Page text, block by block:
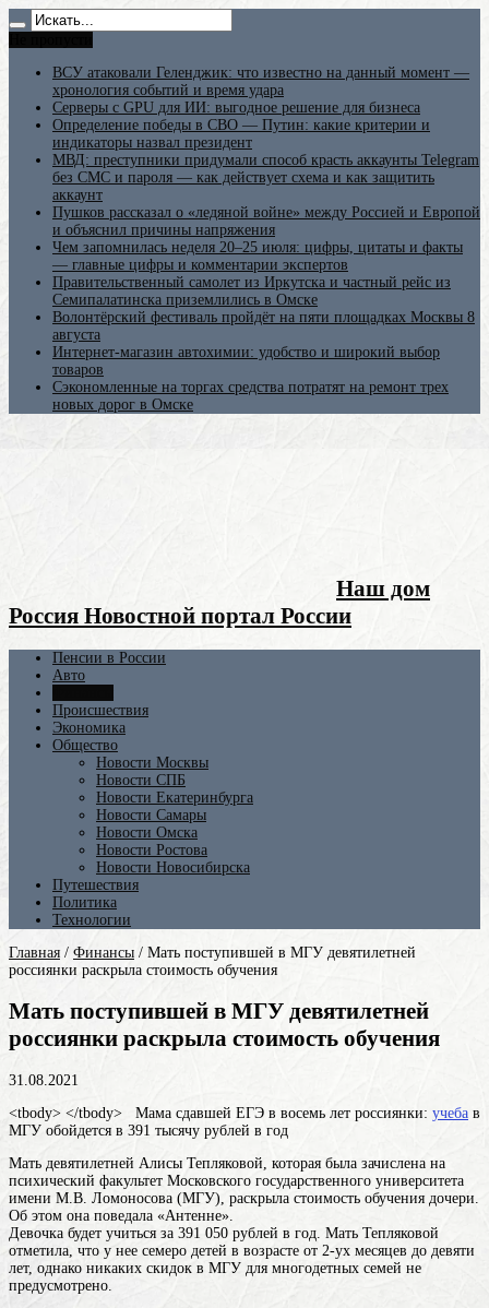
ВСУ атаковали Геленджик: что известно на данный момент —
хронология событий и время удара
Серверы с GPU для ИИ: выгодное решение для бизнеса
Определение победы в СВО — Путин: какие критерии и
индикаторы назвал президент
МВД: преступники придумали способ красть аккаунты Telegram
без СМС и пароля — как действует схема и как защитить
аккаунт
Пушков рассказал о «ледяной войне» между Россией и Европой
и объяснил причины напряжения
Чем запомнилась неделя 20–25 июля: цифры, цитаты и факты
— главные цифры и комментарии экспертов
Правительственный самолет из Иркутска и частный рейс из
Семипалатинска приземлились в Омске
Волонтёрский фестиваль пройдёт на пяти площадках Москвы 8
августа
Интернет-магазин автохимии: удобство и широкий выбор
товаров
Сэкономленные на торгах средства потратят на ремонт трех
новых дорог в Омске
Наш дом
Россия Новостной портал России
Пенсии в России
Авто
Происшествия
Экономика
Общество
Новости Москвы
Новости СПБ
Новости Екатеринбурга
Новости Самары
Новости Омска
Новости Ростова
Новости Новосибирска
Путешествия
Политика
Технологии
Главная / Финансы / Мать поступившей в МГУ девятилетней
россиянки раскрыла стоимость обучения
Мать поступившей в МГУ девятилетней
россиянки раскрыла стоимость обучения
31.08.2021
<tbody> </tbody> Мама сдавшей ЕГЭ в восемь лет россиянки: учеба в
МГУ обойдется в 391 тысячу рублей в год
Мать девятилетней Алисы Тепляковой, которая была зачислена на
психический факультет Московского государственного университета
имени М.В. Ломоносова (МГУ), раскрыла стоимость обучения дочери.
Об этом она поведала «Антенне».
Девочка будет учиться за 391 050 рублей в год. Мать Тепляковой
отметила, что у нее семеро детей в возрасте от 2-ух месяцев до девяти
лет, однако никаких скидок в МГУ для многодетных семей не
предусмотрено.